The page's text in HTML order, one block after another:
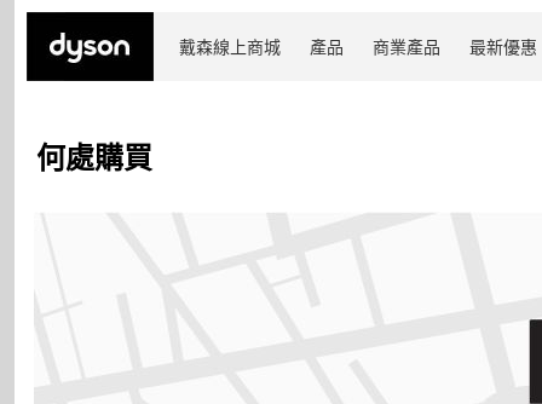
戴森線上商城 產品 商業產品 最新優惠
何處購買